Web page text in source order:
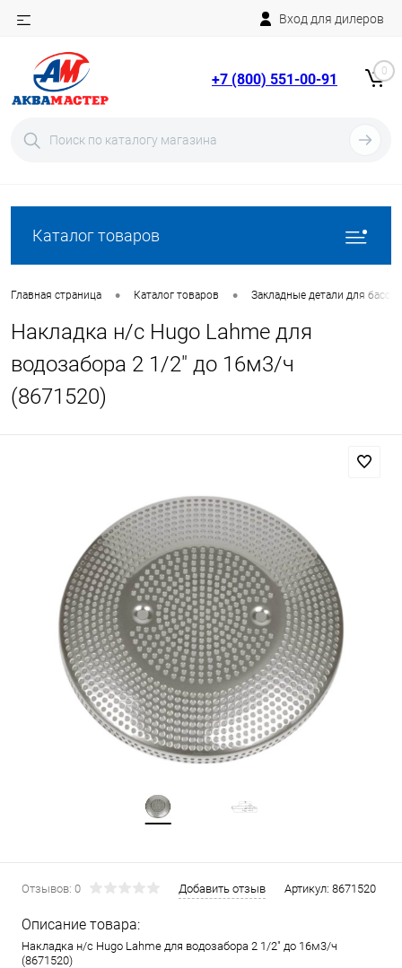
Вход для дилеров
+7 (800) 551-00-91 0
Каталог товаров
Главная страница • Каталог товаров • Закладные детали для
Накладка н/с Hugo Lahme для
водозабора 2 1/2" до 16м3/ч
(8671520)
Отзывов: 0 Добавить отзыв Артикул: 8671520
Описание товара:
Накладка н/с Hugo Lahme для водозабора 2 1/2" до 16м3/ч
(8671520)